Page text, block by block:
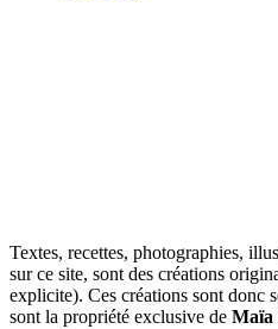
Textes, recettes, photographies,
sur ce site, sont des créations
explicite). Ces créations sont donc
sont la propriété exclusive de Maïa